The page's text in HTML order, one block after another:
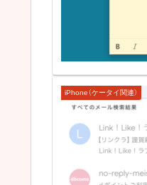
iPhone（ケータイ関連）